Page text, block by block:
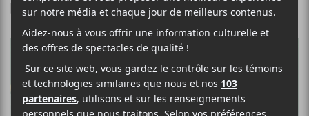
F
A
C
E
O
O
K
T
W
I
T
E
R
P
A
R
T
G
E
R